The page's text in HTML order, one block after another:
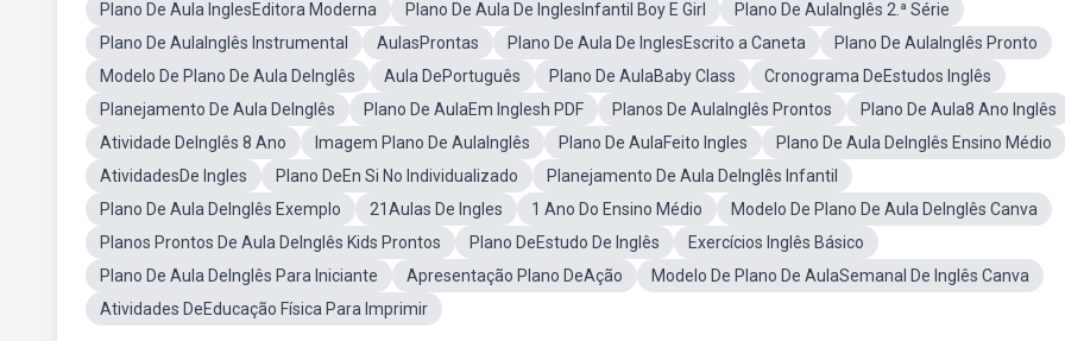
Plano De Aula InglesEditora Moderna
Plano De Aula De InglesInfantil Boy E Girl
Plano De AulaInglês 2.ª Série
Plano De AulaInglês Instrumental
AulasProntas Plano De Aula De InglesEscrito a Caneta
Plano De AulaInglês Pronto
Modelo De Plano De Aula DeInglês
Aula DePortuguês Plano De AulaBaby Class
Cronograma DeEstudos Inglês
Planejamento De Aula DeInglês
Plano De AulaEm Inglesh PDF Planos De AulaInglês Prontos
Plano De Aula8 Ano Inglês
Atividade DeInglês 8 Ano
Imagem Plano De AulaInglês Plano De AulaFeito Ingles
Plano De Aula DeInglês Ensino Médio
AtividadesDe Ingles
Plano DeEn Si No Individualizado
Planejamento De Aula DeInglês Infantil
Plano De Aula DeInglês Exemplo
21Aulas De Ingles 1 Ano Do Ensino Médio
Modelo De Plano De Aula DeInglês Canva
Planos Prontos De Aula DeInglês Kids Prontos
Plano DeEstudo De Inglês
Exercícios Inglês Básico
Plano De Aula DeInglês Para Iniciante
Apresentação Plano DeAção
Modelo De Plano De AulaSemanal De Inglês Canva
Atividades DeEducação Física Para Imprimir